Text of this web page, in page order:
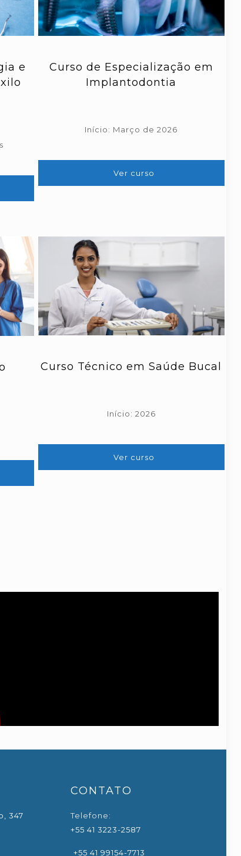
e
Curso de Especialização em
Implantodontia
Início: Março de 2026
Ver curso
Curso Técnico em Saúde Bucal
Início: 2026
Ver curso
347
CONTATO
Telefone:
+55 41 3223-2587
+55 41 99154-7713